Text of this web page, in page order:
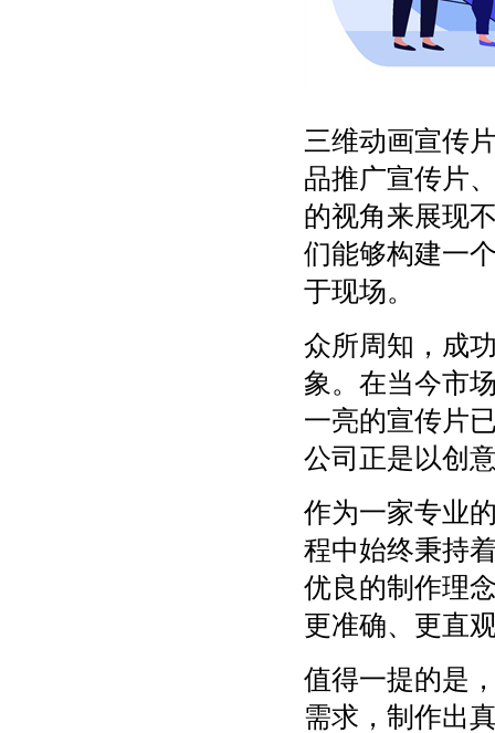
三维动画宣传
品推广宣传片
的视角来展现
们能够构建一
于现场。
众所周知，成
象。在当今市
一亮的宣传片
公司正是以创
作为一家专业
程中始终秉持
优良的制作理
更准确、更直
值得一提的是
需求，制作出